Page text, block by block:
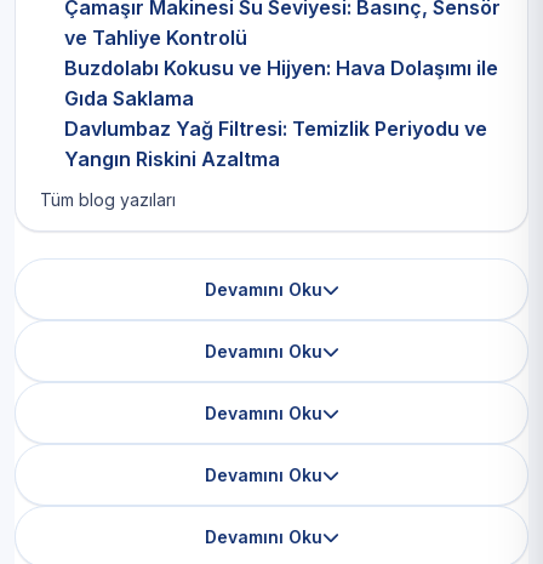
Çamaşır Makinesi Su Seviyesi: Basınç, Sensör
ve Tahliye Kontrolü
Buzdolabı Kokusu ve Hijyen: Hava Dolaşımı ile
Gıda Saklama
Davlumbaz Yağ Filtresi: Temizlik Periyodu ve
Yangın Riskini Azaltma
Tüm blog yazıları
Devamını Oku
Devamını Oku
Devamını Oku
Devamını Oku
Devamını Oku